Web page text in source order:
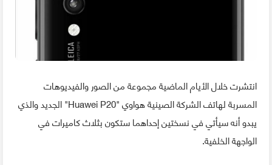
انتشرت خلال الأيام الماضية مجموعة من الصور والفيديوهات
المسربة لهاتف الشركة الصينية هواوي "Huawei P20" الجديد والذي
يبدو أنه سيأتي في نسختين إحداهما ستكون بثلاث كاميرات في
الواجهة الخلفية.